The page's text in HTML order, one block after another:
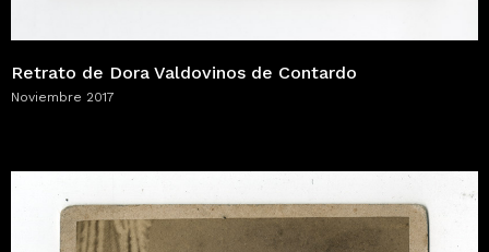
Retrato de Dora Valdovinos de Contardo
Noviembre 2017